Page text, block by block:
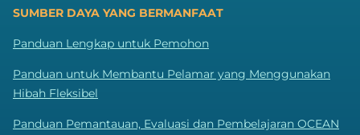
SUMBER DAYA YANG BERMANFAAT
Panduan Lengkap untuk Pemohon
Panduan untuk Membantu Pelamar yang Menggunakan
Hibah Fleksibel
Panduan Pemantauan, Evaluasi dan Pembelajaran OCEAN